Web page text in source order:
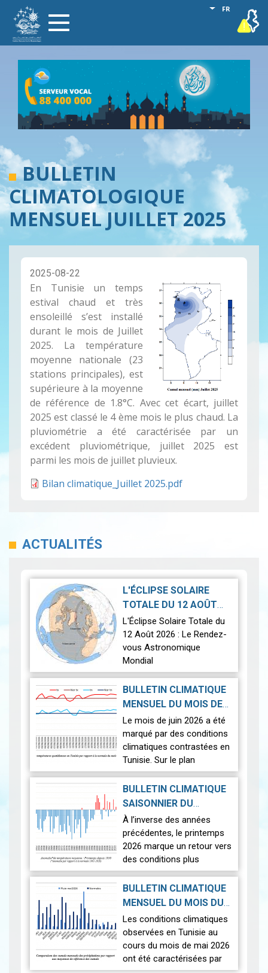
contenu
Toggle
navigation
FR
Lister les
vigilance
BULLETIN
CLIMATOLOGIQUE
MENSUEL JUILLET 2025
2025-08-22
En Tunisie un temps
estival chaud et très
ensoleillé s’est installé
durant le mois de Juillet
2025. La température
moyenne nationale (23
stations principales), est
supérieure à la moyenne
de référence de 1.8°C. Avec cet écart, juillet
2025 est classé le 4 ème mois le plus chaud. La
pluviométrie a été caractérisée par un
excédent pluviométrique, juillet 2025 est
parmi les mois de juillet pluvieux.
Bilan climatique_Juillet 2025.pdf
ACTUALITÉS
L'ÉCLIPSE SOLAIRE
TOTALE DU 12 AOÛT
2026|2026-07-21
L'Éclipse Solaire Totale du
12 Août 2026 : Le Rendez-
vous Astronomique
Mondial
Le 12 août 2026, la Terre
connaîtra l'un des
astronomiques les plus
spectaculaires : une…
BULLETIN CLIMATIQUE
MENSUEL DU MOIS DE
JUIN 2026 |2026-07-14
Le mois de juin 2026 a été
marqué par des conditions
climatiques contrastées en
Tunisie. Sur le plan
thermique, des
températures supérieures
aux normales ont été
observées sur l'en…
BULLETIN CLIMATIQUE
SAISONNIER DU
PRINTEMPS 2026|
2026-07-02
À l’inverse des années
précédentes, le printemps
2026 marque un retour vers
des conditions plus
proches de la normale,
avec un léger excédent
thermique de +0,3 °c
Nous r…
BULLETIN CLIMATIQUE
MENSUEL DU MOIS DU
MAI 2026|2026-06-17
Les conditions climatiques
observées en Tunisie au
cours du mois de mai 2026
ont été caractérisées par